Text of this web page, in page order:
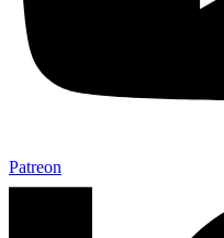
Patreon